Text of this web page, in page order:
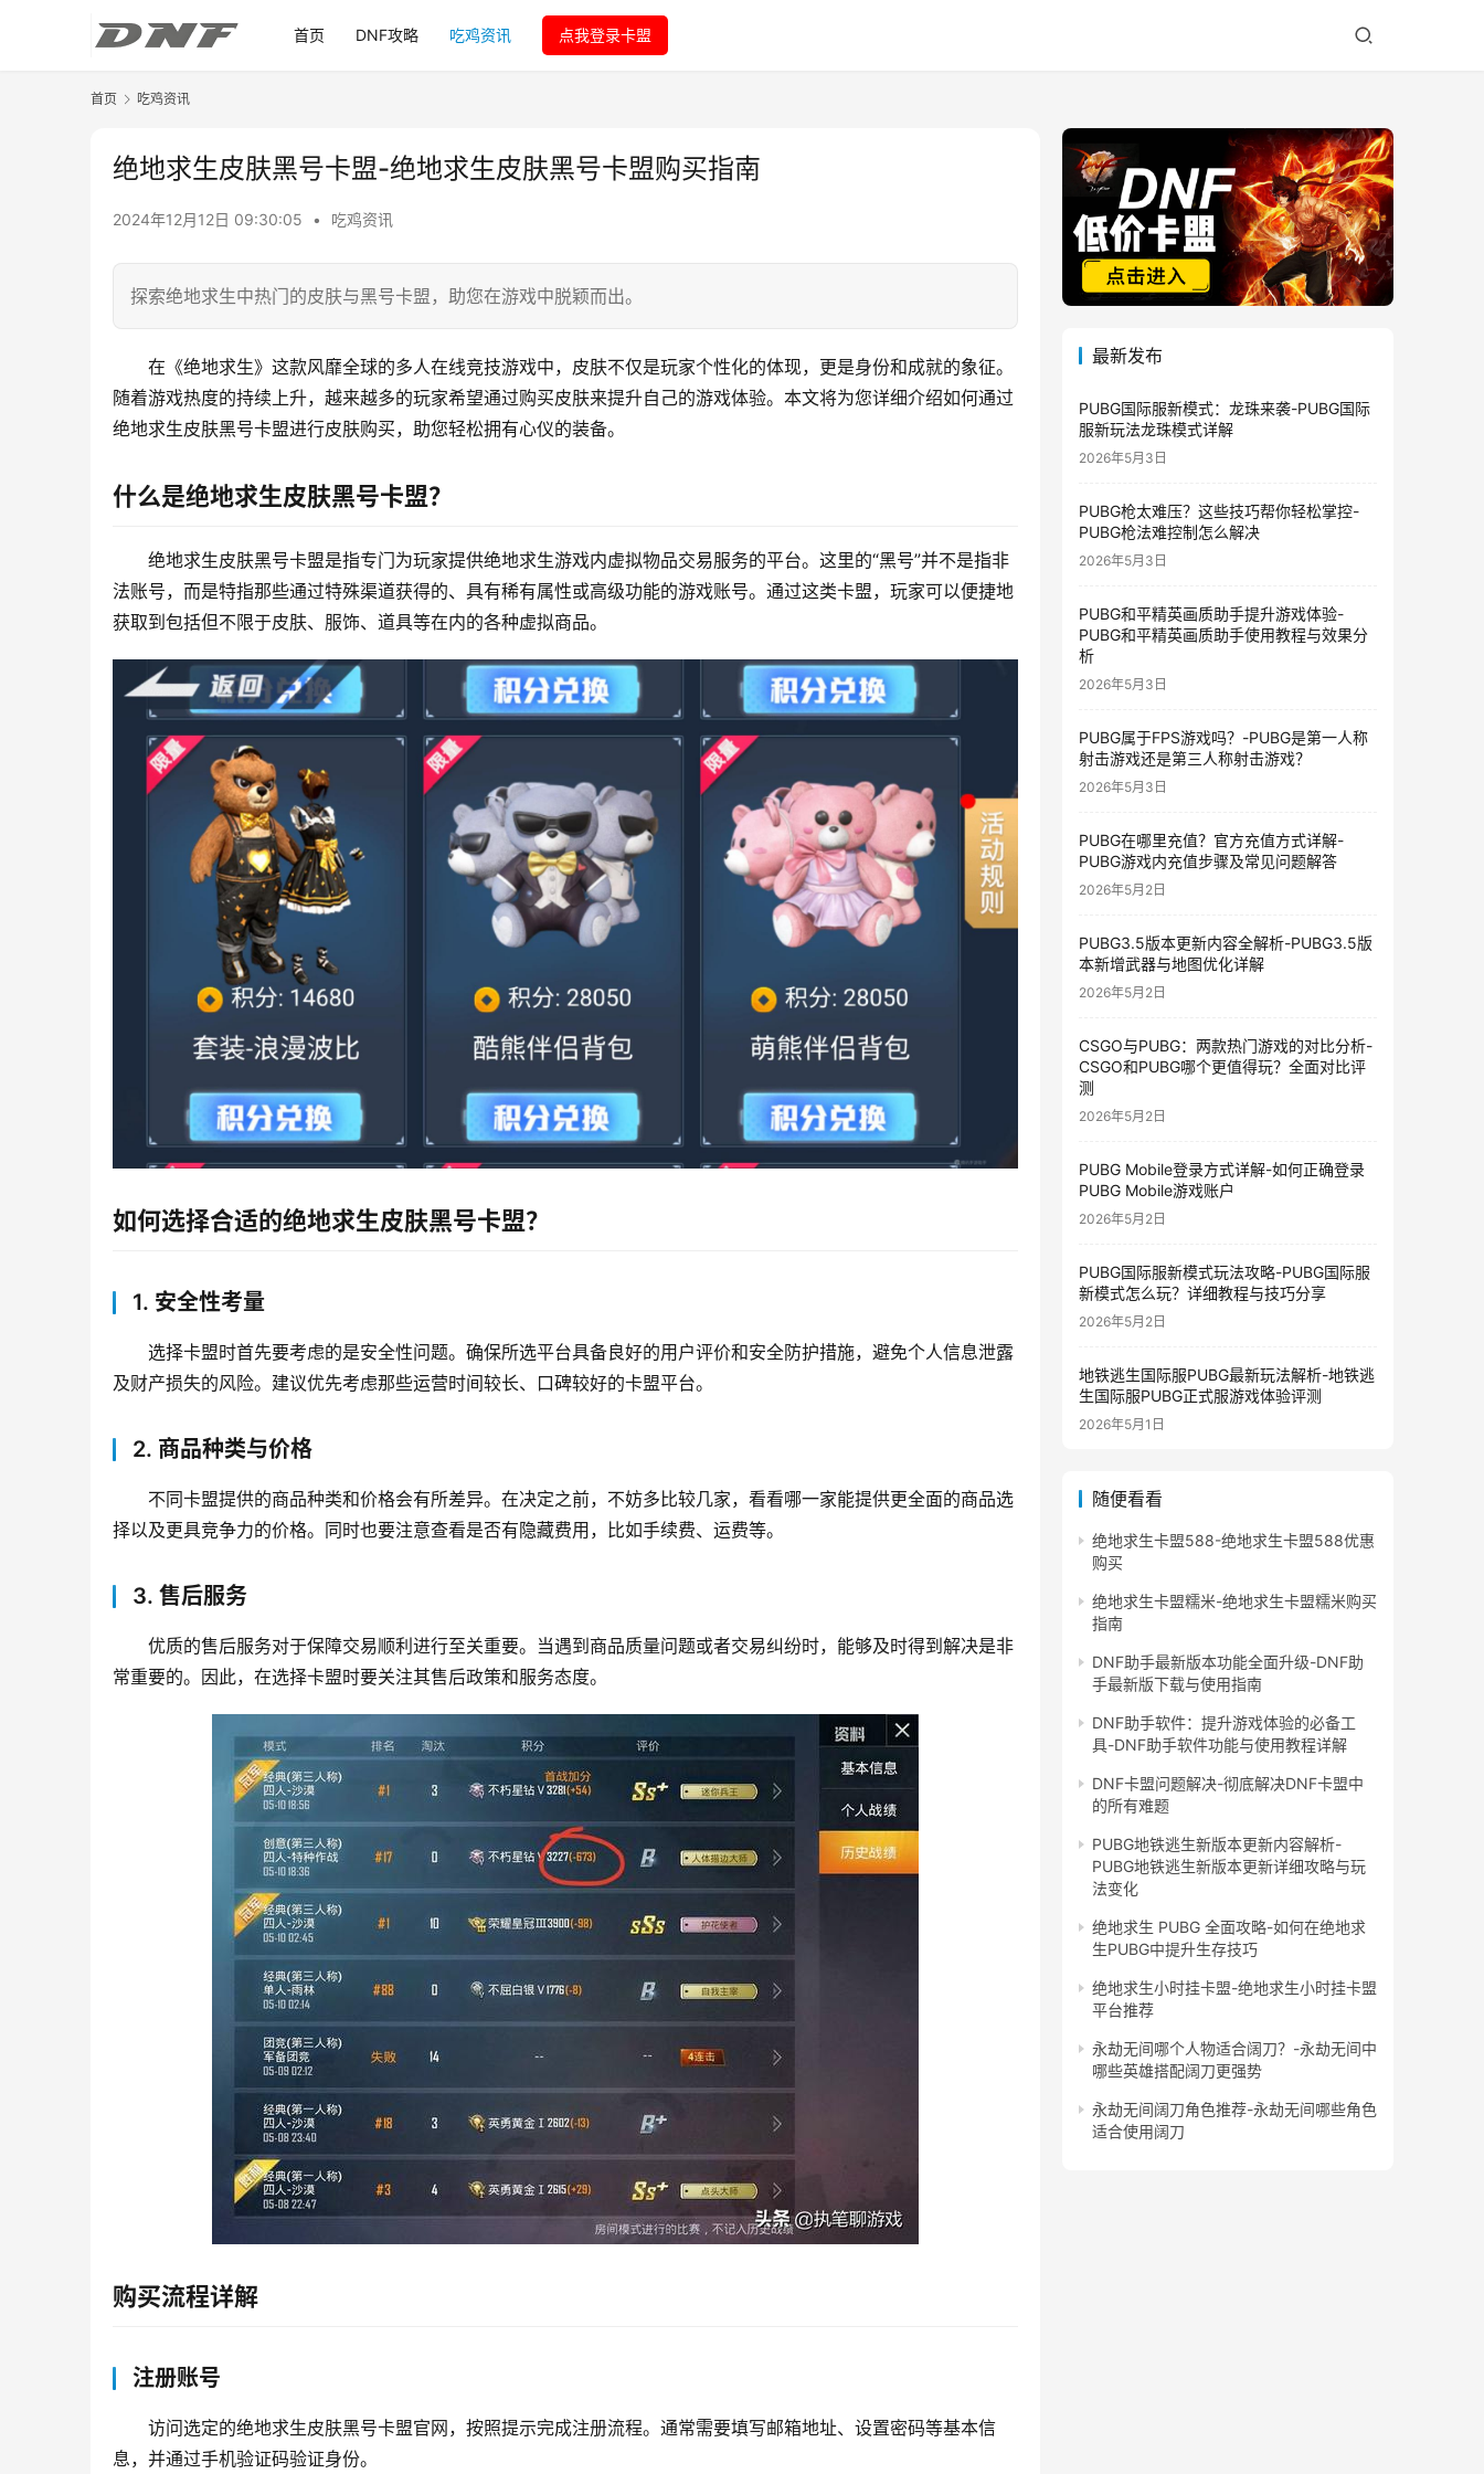
首页 DNF攻略 吃鸡资讯 点我登录卡盟
首页 吃鸡资讯
绝地求生皮肤黑号卡盟-绝地求生皮肤黑号卡盟购买指南
2024年12月12日 09:30:05 • 吃鸡资讯
探索绝地求生中热门的皮肤与黑号卡盟，助您在游戏中脱颖而出。
在《绝地求生》这款风靡全球的多人在线竞技游戏中，皮肤不仅是玩家个性化的体现，更是身份和成就的象征。
随着游戏热度的持续上升，越来越多的玩家希望通过购买皮肤来提升自己的游戏体验。本文将为您详细介绍如何通过
绝地求生皮肤黑号卡盟进行皮肤购买，助您轻松拥有心仪的装备。
什么是绝地求生皮肤黑号卡盟？
绝地求生皮肤黑号卡盟是指专门为玩家提供绝地求生游戏内虚拟物品交易服务的平台。这里的“黑号”并不是指非
法账号，而是特指那些通过特殊渠道获得的、具有稀有属性或高级功能的游戏账号。通过这类卡盟，玩家可以便捷地
获取到包括但不限于皮肤、服饰、道具等在内的各种虚拟商品。
如何选择合适的绝地求生皮肤黑号卡盟？
1. 安全性考量
选择卡盟时首先要考虑的是安全性问题。确保所选平台具备良好的用户评价和安全防护措施，避免个人信息泄露
及财产损失的风险。建议优先考虑那些运营时间较长、口碑较好的卡盟平台。
2. 商品种类与价格
不同卡盟提供的商品种类和价格会有所差异。在决定之前，不妨多比较几家，看看哪一家能提供更全面的商品选
择以及更具竞争力的价格。同时也要注意查看是否有隐藏费用，比如手续费、运费等。
3. 售后服务
优质的售后服务对于保障交易顺利进行至关重要。当遇到商品质量问题或者交易纠纷时，能够及时得到解决是非
常重要的。因此，在选择卡盟时要关注其售后政策和服务态度。
购买流程详解
注册账号
访问选定的绝地求生皮肤黑号卡盟官网，按照提示完成注册流程。通常需要填写邮箱地址、设置密码等基本信
息，并通过手机验证码验证身份。
最新发布
PUBG国际服新模式：龙珠来袭-PUBG国际
服新玩法龙珠模式详解
2026年5月3日
PUBG枪太难压？这些技巧帮你轻松掌控-
PUBG枪法难控制怎么解决
2026年5月3日
PUBG和平精英画质助手提升游戏体验-
PUBG和平精英画质助手使用教程与效果分
析
2026年5月3日
PUBG属于FPS游戏吗？-PUBG是第一人称
射击游戏还是第三人称射击游戏？
2026年5月3日
PUBG在哪里充值？官方充值方式详解-
PUBG游戏内充值步骤及常见问题解答
2026年5月2日
PUBG3.5版本更新内容全解析-PUBG3.5版
本新增武器与地图优化详解
2026年5月2日
CSGO与PUBG：两款热门游戏的对比分析-
CSGO和PUBG哪个更值得玩？全面对比评
测
2026年5月2日
PUBG Mobile登录方式详解-如何正确登录
PUBG Mobile游戏账户
2026年5月2日
PUBG国际服新模式玩法攻略-PUBG国际服
新模式怎么玩？详细教程与技巧分享
2026年5月2日
地铁逃生国际服PUBG最新玩法解析-地铁逃
生国际服PUBG正式服游戏体验评测
2026年5月1日
随便看看
绝地求生卡盟588-绝地求生卡盟588优惠
购买
绝地求生卡盟糯米-绝地求生卡盟糯米购买
指南
DNF助手最新版本功能全面升级-DNF助
手最新版下载与使用指南
DNF助手软件：提升游戏体验的必备工
具-DNF助手软件功能与使用教程详解
DNF卡盟问题解决-彻底解决DNF卡盟中
的所有难题
PUBG地铁逃生新版本更新内容解析-
PUBG地铁逃生新版本更新详细攻略与玩
法变化
绝地求生 PUBG 全面攻略-如何在绝地求
生PUBG中提升生存技巧
绝地求生小时挂卡盟-绝地求生小时挂卡盟
平台推荐
永劫无间哪个人物适合阔刀？-永劫无间中
哪些英雄搭配阔刀更强势
永劫无间阔刀角色推荐-永劫无间哪些角色
适合使用阔刀